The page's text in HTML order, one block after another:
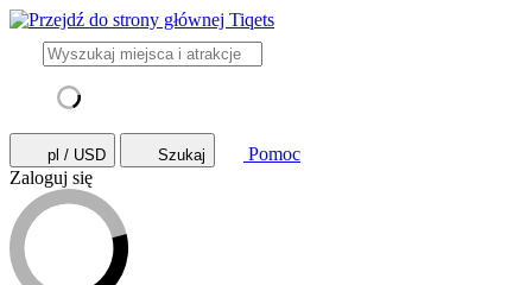
pl / USD Szukaj
Pomoc
Zaloguj się